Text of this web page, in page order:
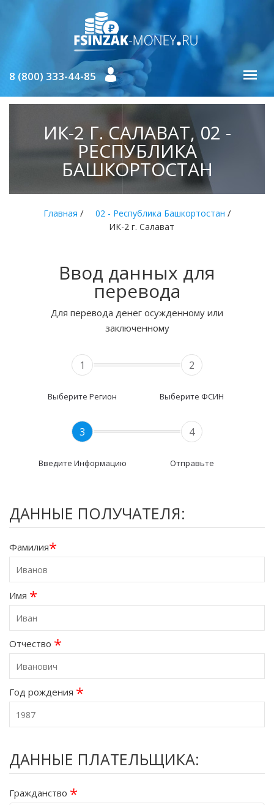
8 (800) 333-44-85
ИК-2 Г. САЛАВАТ, 02 -
РЕСПУБЛИКА
БАШКОРТОСТАН
Главная / 02 - Республика Башкортостан /
ИК-2 г. Салават
Ввод данных для
перевода
Для перевода денег осужденному или
заключенному
1
Выберите Регион
2
Выберите ФСИН
3
Введите Информацию
4
Отправьте
ДАННЫЕ ПОЛУЧАТЕЛЯ:
Фамилия*
Имя *
Отчество *
Год рождения *
ДАННЫЕ ПЛАТЕЛЬЩИКА:
Гражданство *